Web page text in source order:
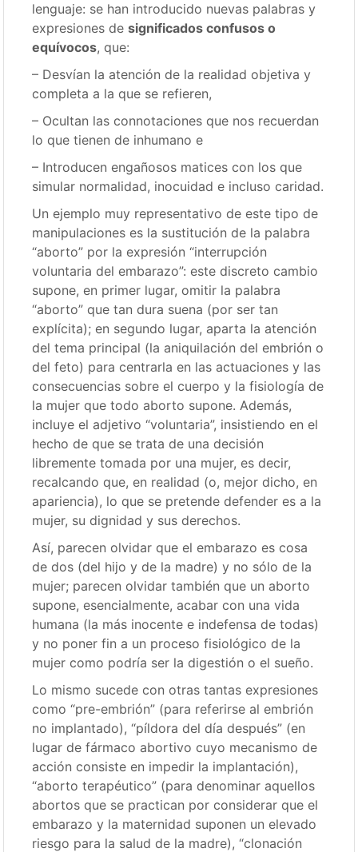
lenguaje: se han introducido nuevas palabras y
expresiones designificados confusos o
equívocos, que:
– Desvían la atención de la realidad objetiva y
completa a la que se refieren,
– Ocultan las connotaciones que nos recuerdan
lo que tienen de inhumano e
– Introducen engañosos matices con los que
simular normalidad, inocuidad e incluso caridad.
Un ejemplo muy representativo de este tipo de
manipulaciones es la sustitución de la palabra
“aborto” por la expresión “interrupción
voluntaria del embarazo”: este discreto cambio
supone, en primer lugar, omitir la palabra
“aborto” que tan dura suena (por ser tan
explícita); en segundo lugar, aparta la atención
del tema principal (la aniquilación del embrión o
del feto) para centrarla en las actuaciones y las
consecuencias sobre el cuerpo y la fisiología de
la mujer que todo aborto supone. Además,
incluye el adjetivo “voluntaria”, insistiendo en el
hecho de que se trata de una decisión
libremente tomada por una mujer, es decir,
recalcando que, en realidad (o, mejor dicho, en
apariencia), lo que se pretende defender es a la
mujer, su dignidad y sus derechos.
Así, parecen olvidar que el embarazo es cosa
de dos (del hijo y de la madre) y no sólo de la
mujer; parecen olvidar también que un aborto
supone, esencialmente, acabar con una vida
humana (la más inocente e indefensa de todas)
y no poner fin a un proceso fisiológico de la
mujer como podría ser la digestión o el sueño.
Lo mismo sucede con otras tantas expresiones
como “pre-embrión” (para referirse al embrión
no implantado), “píldora del día después” (en
lugar de fármaco abortivo cuyo mecanismo de
acción consiste en impedir la implantación),
“aborto terapéutico” (para denominar aquellos
abortos que se practican por considerar que el
embarazo y la maternidad suponen un elevado
riesgo para la salud de la madre), “clonación